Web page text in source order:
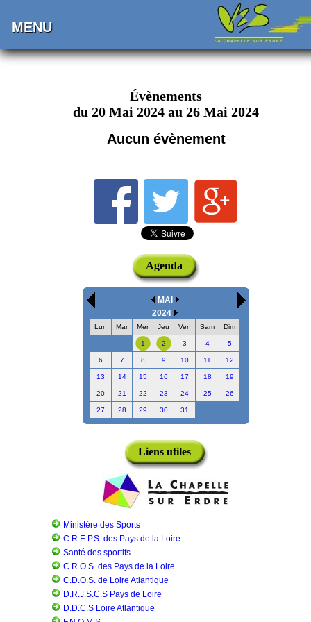
MENU
Évènements
du 20 Mai 2024 au 26 Mai 2024
Aucun évènement
Agenda
MAI
2024
Lun Mar Mer Jeu Ven Sam Dim
1 2 3 4 5
6 7 8 9 10 11 12
13 14 15 16 17 18 19
20 21 22 23 24 25 26
27 28 29 30 31
Liens utiles
Ministère des Sports
C.R.E.P.S. des Pays de la Loire
Santé des sportifs
C.R.O.S. des Pays de la Loire
C.D.O.S. de Loire Atlantique
D.R.J.S.C.S Pays de Loire
D.D.C.S Loire Atlantique